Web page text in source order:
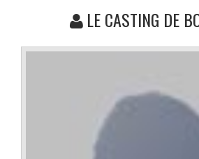
LE CASTING DE